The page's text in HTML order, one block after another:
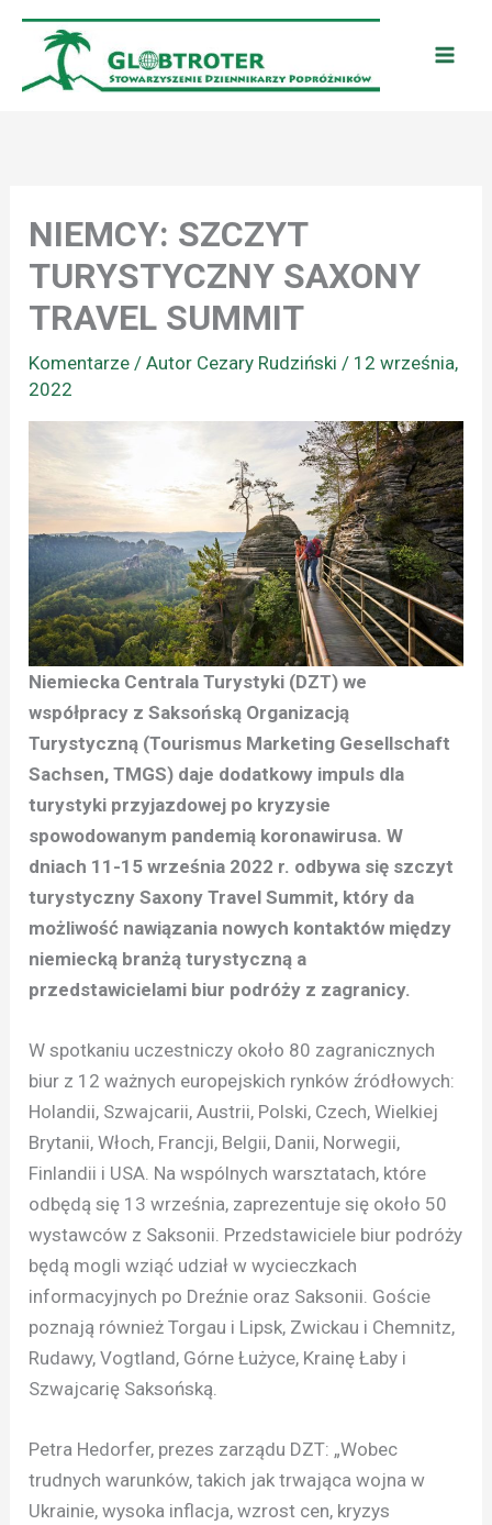
Przejdź
treści
NIEMCY: SZCZYT
TURYSTYCZNY SAXONY
TRAVEL SUMMIT
Komentarze / Autor Cezary Rudziński/ 12 września,
2022
Niemiecka Centrala Turystyki (DZT) we
współpracy z Saksońską Organizacją
Turystyczną (Tourismus Marketing Gesellschaft
Sachsen, TMGS) daje dodatkowy impuls dla
turystyki przyjazdowej po kryzysie
spowodowanym pandemią koronawirusa. W
dniach 11-15 września 2022 r. odbywa się szczyt
turystyczny Saxony Travel Summit, który da
możliwość nawiązania nowych kontaktów między
niemiecką branżą turystyczną a
przedstawicielami biur podróży z zagranicy.
W spotkaniu uczestniczy około 80 zagranicznych
biur z 12 ważnych europejskich rynków źródłowych:
Holandii, Szwajcarii, Austrii, Polski, Czech, Wielkiej
Brytanii, Włoch, Francji, Belgii, Danii, Norwegii,
Finlandii i USA. Na wspólnych warsztatach, które
odbędą się 13 września, zaprezentuje się około 50
wystawców z Saksonii. Przedstawiciele biur podróży
będą mogli wziąć udział w wycieczkach
informacyjnych po Dreźnie oraz Saksonii. Goście
poznają również Torgau i Lipsk, Zwickau i Chemnitz,
Rudawy, Vogtland, Górne Łużyce, Krainę Łaby i
Szwajcarię Saksońską.
Petra Hedorfer, prezes zarządu DZT: „Wobec
trudnych warunków, takich jak trwająca wojna w
Ukrainie, wysoka inflacja, wzrost cen, kryzys